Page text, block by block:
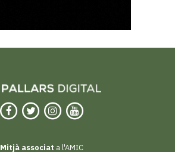
Mitjà associat a l'AMIC